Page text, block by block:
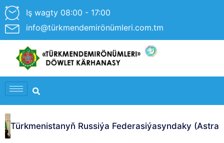
Iş wagty 08:00 - 17:00
info@türkmendemirönümleri.com.tm
Türkmenistanyň Russiýa Federasiýasyndaky